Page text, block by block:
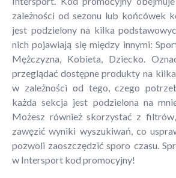
zależności od sezonu lub końcówek
jest podzielony na kilka
nich pojawiają się między innymi:
Mężczyzna, Kobieta, Dziecko.
przeglądać dostępne produkty na
w zależności od tego, czego
każda sekcja jest podzielona na
Możesz również skorzystać z
zawęzić wyniki wyszukiwań, co
pozwoli zaoszczędzić sporo czasu.
w Intersport kod promocyjny!